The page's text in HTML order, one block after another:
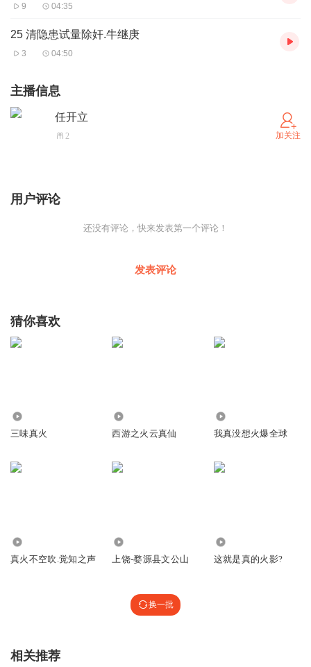
9 04:35
25 清隐患试量除奸.牛继庚
3 04:50
主播信息
任开立
2 加关注
用户评论
还没有评论，快来发表第一个评论！
发表评论
猜你喜欢
三味真火 西游之火云真仙 我真没想火爆全球
真火不空吹.觉知之声 上饶-婺源县文公山 这就是真的火影?
换一批
相关推荐